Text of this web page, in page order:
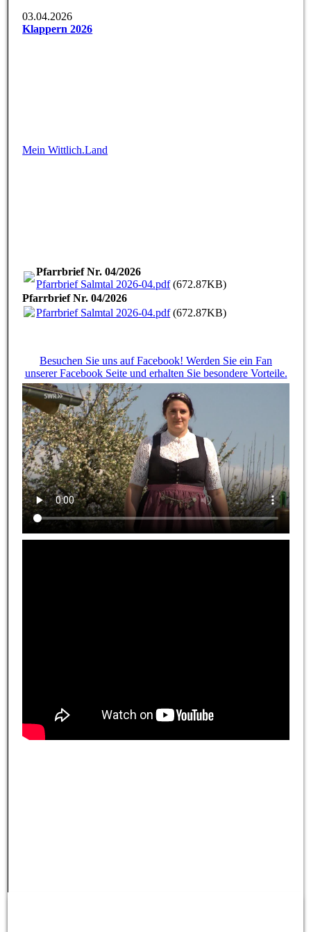
03.04.2026
Klappern 2026
Mein Wittlich.Land
Pfarrbrief Nr. 04/2026
Pfarrbrief Salmtal 2026-04.pdf(672.87KB)
Pfarrbrief Nr. 04/2026
Pfarrbrief Salmtal 2026-04.pdf(672.87KB)
Besuchen Sie uns auf Facebook! Werden Sie ein Fan
unserer Facebook Seite und erhalten Sie besondere Vorteile.